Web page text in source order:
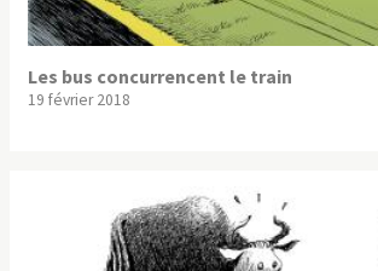
Les bus concurrencent le train
19 février 2018